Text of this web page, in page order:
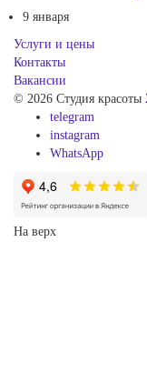
9 января
Услуги и цены
Контакты
Вакансии
© 2026 Студия красоты
telegram
instagram
WhatsApp
На верх